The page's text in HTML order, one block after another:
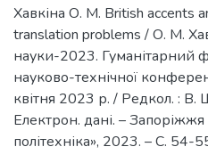
Хавкіна О. М. British accents
translation problems / О. М.
науки-2023. Гуманітарний
науково-технічної
квітня 2023 р. / Редкол. : В.
Електрон. дані. –
політехніка», 2023. – С. 54-